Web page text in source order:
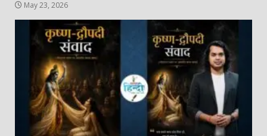
May 23, 2026